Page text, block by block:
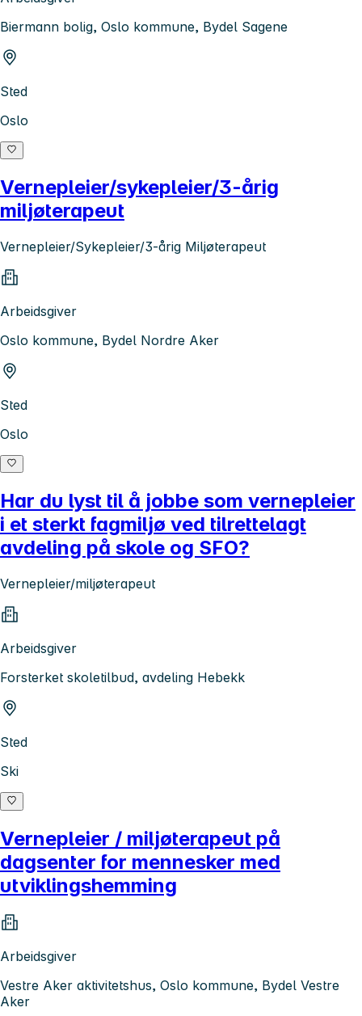
Biermann bolig, Oslo kommune, Bydel Sagene
Sted
Oslo
Vernepleier/sykepleier/3-årig
miljøterapeut
Vernepleier/Sykepleier/3-årig Miljøterapeut
Arbeidsgiver
Oslo kommune, Bydel Nordre Aker
Sted
Oslo
Har du lyst til å jobbe som vernepleier
i et sterkt fagmiljø ved tilrettelagt
avdeling på skole og SFO?
Vernepleier/miljøterapeut
Arbeidsgiver
Forsterket skoletilbud, avdeling Hebekk
Sted
Ski
Vernepleier / miljøterapeut på
dagsenter for mennesker med
utviklingshemming
Arbeidsgiver
Vestre Aker aktivitetshus, Oslo kommune, Bydel Vestre
Aker